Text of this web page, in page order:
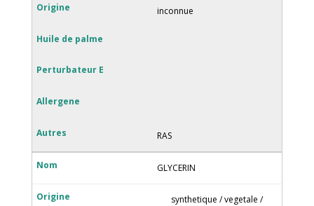
inconnue
RAS
GLYCERIN
synthetique / vegetale /